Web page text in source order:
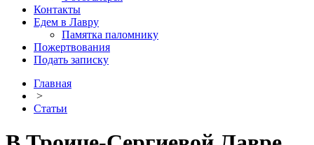
Контакты
Едем в Лавру
Памятка паломнику
Пожертвования
Подать записку
Главная
>
Статьи